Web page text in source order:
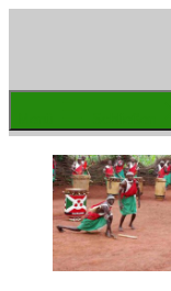
Weltenbummler